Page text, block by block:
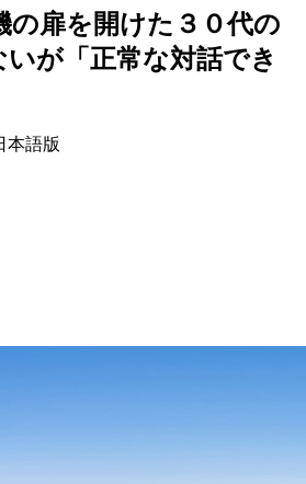
の扉を開けた３０代の
が「正常な対話でき
本語版